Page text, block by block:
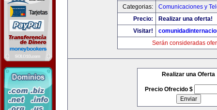
Categorias:
Comunicaciones y
Precio:
Realizar una oferta!
Visitar!
Serán consideradas
Realizar una Oferta
Precio Ofrecido $